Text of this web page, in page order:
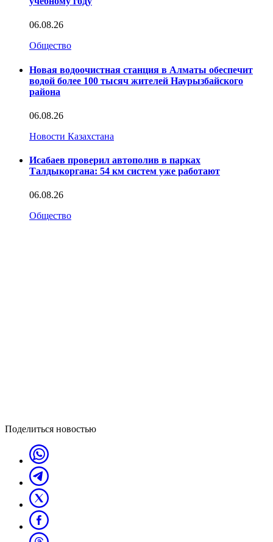
06.08.26
Общество
Новая водоочистная станция в Алматы обеспечит
водой более 100 тысяч жителей Наурызбайского
района
06.08.26
Новости Казахстана
Исабаев проверил автополив в парках
Талдыкоргана: 54 км систем уже работают
06.08.26
Общество
Поделиться новостью